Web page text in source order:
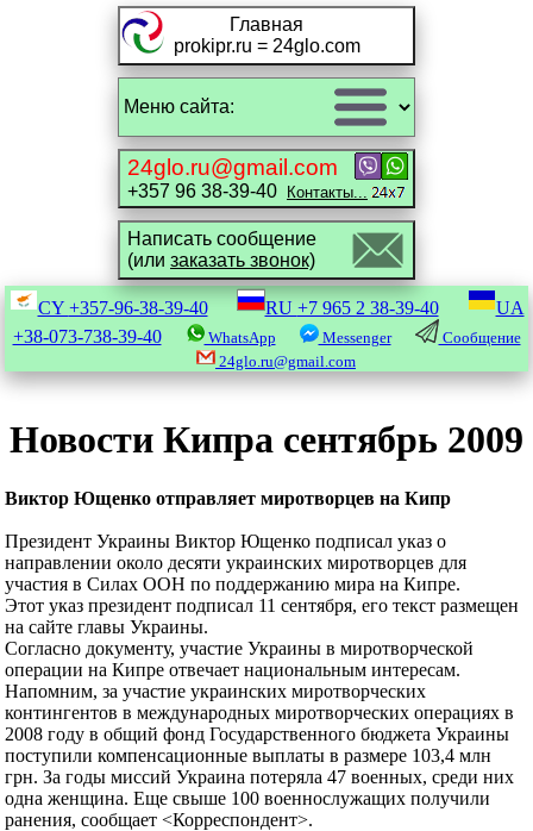
Главная
prokipr.ru = 24glo.com
24glo.ru@gmail.com
+357 96 38-39-40 Контакты...
Написать сообщение
(или заказать звонок)
CY +357-96-38-39-40 RU +7 965 2 38-39-40
UA
+38-073-738-39-40
WhatsApp Messenger
Сообщение
24glo.ru@gmail.com
Новости Кипра сентябрь 2009
Виктор Ющенко отправляет миротворцев на Кипр
Президент Украины Виктор Ющенко подписал указ о
направлении около десяти украинских миротворцев для
участия в Силах ООН по поддержанию мира на Кипре.
Этот указ президент подписал 11 сентября, его текст размещен
на сайте главы Украины.
Согласно документу, участие Украины в миротворческой
операции на Кипре отвечает национальным интересам.
Напомним, за участие украинских миротворческих
контингентов в международных миротворческих операциях в
2008 году в общий фонд Государственного бюджета Украины
поступили компенсационные выплаты в размере 103,4 млн
грн. За годы миссий Украина потеряла 47 военных, среди них
одна женщина. Еще свыше 100 военнослужащих получили
ранения, сообщает <Корреспондент>.